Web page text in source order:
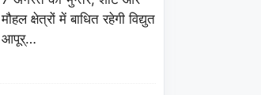
मौहल क्षेत्रों में बाधित रहेगी विद्युत
आपूर्…